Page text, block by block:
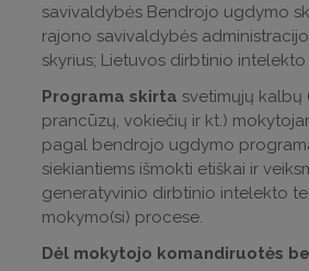
savivaldybės Bendrojo ugdymo
rajono savivaldybės
skyrius; Lietuvos dirbtinio
Programa skirta svetimųjų kalbų
prancūzų, vokiečių ir kt.)
pagal bendrojo ugdymo
siekiantiems išmokti etiškai ir
generatyvinio dirbtinio intelekto
mokymo(si) procese.
Dėl mokytojo komandiruotės